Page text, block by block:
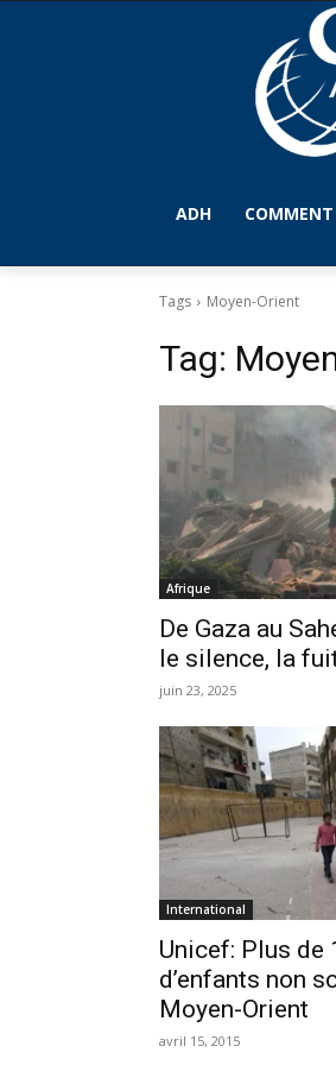
ADH
Tags Moyen-Orient
Tag:
Afrique
De Gaza au
le silence, la
juin 23, 2025
International
Unicef: Plus
d’enfants non
Moyen-Orient
avril 15, 2015